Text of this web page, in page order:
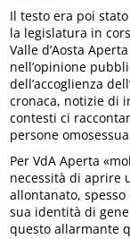
Il testo era poi
la legislatura in
Valle d’Aosta
nell’opinione
dell’accoglienza
cronaca, notizie di
contesti ci
persone
Per VdA Aperta
necessità di aprire
allontanato,
sua identità di
questo allarmante